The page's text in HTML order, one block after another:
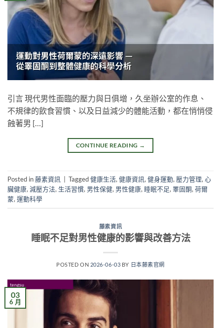
引言 現代男性面臨的壓力與日俱增，久坐辦公室的作息、
不規律的飲食習慣、以及日益減少的體能活動，都在悄悄侵
蝕著男 […]
CONTINUE READING →
Posted in藤素資訊 Tagged健康生活,健康資訊,健身運動, 壓力管理,心
臟健康,減壓方法,生活習慣, 男性保健, 男性健康, 睡眠不足,睪固酮,荷爾
蒙,運動科學
藤素資訊
睡眠不足對男性健康的影響與改善方法
POSTED ON 2026-06-03 BY 日本藤素官網
03
6 月